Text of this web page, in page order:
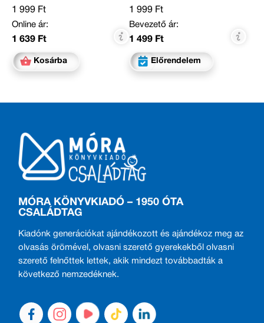
1 999 Ft
Online ár:
1 639 Ft
Kosárba
1 999 Ft
Bevezető ár:
1 499 Ft
Előrendelem
MÓRA KÖNYVKIADÓ – 1950 ÓTA
CSALÁDTAG
Kiadónk generációkat ajándékozott és ajándékoz meg az
olvasás örömével, olvasni szerető gyerekekből olvasni
szerető felnőttek lettek, akik mindezt továbbadták a
következő nemzedéknek.